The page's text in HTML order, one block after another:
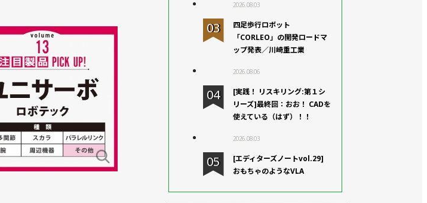
2026.08.03
四足歩行ロボット
「CORLEO」の開発ロードマ
ップ発表／川崎重工業
2026.08.06
[実践！ リスキリング:第１シ
リーズ]最終回：おお！ CADを
使えている（はず）！！
2026.08.03
[エディターズノートvol.29]
おもちゃのようなVLA